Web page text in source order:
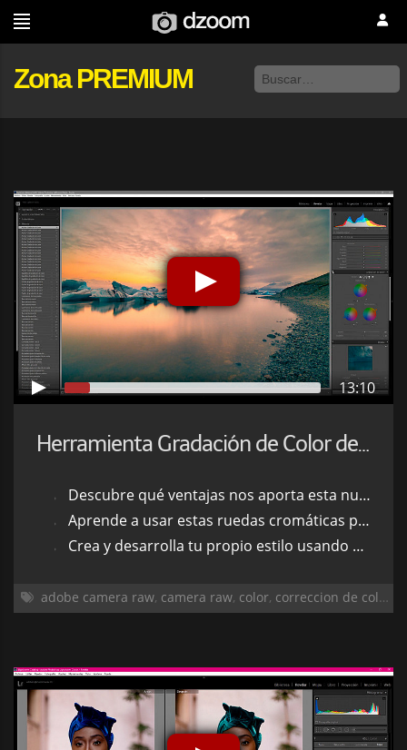
Zona PREMIUM
13:10
Herramienta Gradación de Color de Lightroom y Adobe Camera Raw
Descubre qué ventajas nos aporta esta nueva herramienta frente a la antigua Dividir Tonos
Aprende a usar estas ruedas cromáticas para crear una corrección de color personalizada
Crea y desarrolla tu propio estilo usando esta nueva e increíble herramienta
adobe camera raw, camera raw, color, correccion de color